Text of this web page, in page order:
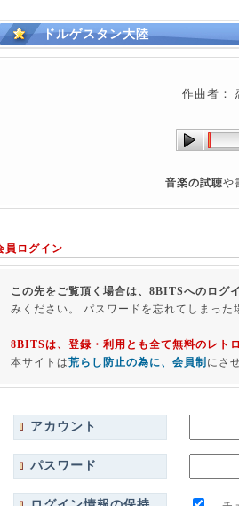
ドルゲスタン大陸
作曲者：
音楽の試聴や
員ログイン
この先をご覧頂く場合は、8BITSへのログ
みください。 パスワードを忘れてしまった
8BITSは、登録・利用とも全て無料のレト
本サイトは荒らし防止の為に、会員制 にさ
アカウント
パスワード